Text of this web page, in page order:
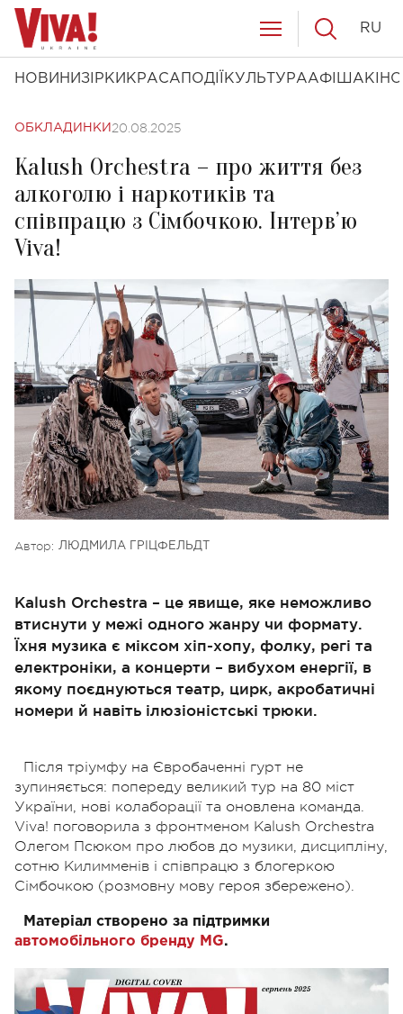
НОВИНИ ЗІРКИ КРАСА ПОДІЇ КУЛЬТУРААФІША КІНО
RU
ОБКЛАДИНКИ 20.08.2025
Kalush Orchestra – про життя без
алкоголю і наркотиків та
співпрацю з Сімбочкою. Інтерв’ю
Viva!
Автор: ЛЮДМИЛА ГРІЦФЕЛЬДТ
Kalush Orchestra – це явище, яке неможливо
втиснути у межі одного жанру чи формату.
Їхня музика є міксом хіп-хопу, фолку, регі та
електроніки, а концерти – вибухом енергії, в
якому поєднуються театр, цирк, акробатичні
номери й навіть ілюзіоністські трюки.
Після тріумфу на Євробаченні гурт не
зупиняється: попереду великий тур на 80 міст
України, нові колаборації та оновлена команда.
Viva! поговорила з фронтменом Kalush Orchestra
Олегом Псюком про любов до музики, дисципліну,
сотню Килимменів і співпрацю з блогеркою
Сімбочкою (розмовну мову героя збережено).
Матеріал створено за підтримки
автомобільного бренду MG.